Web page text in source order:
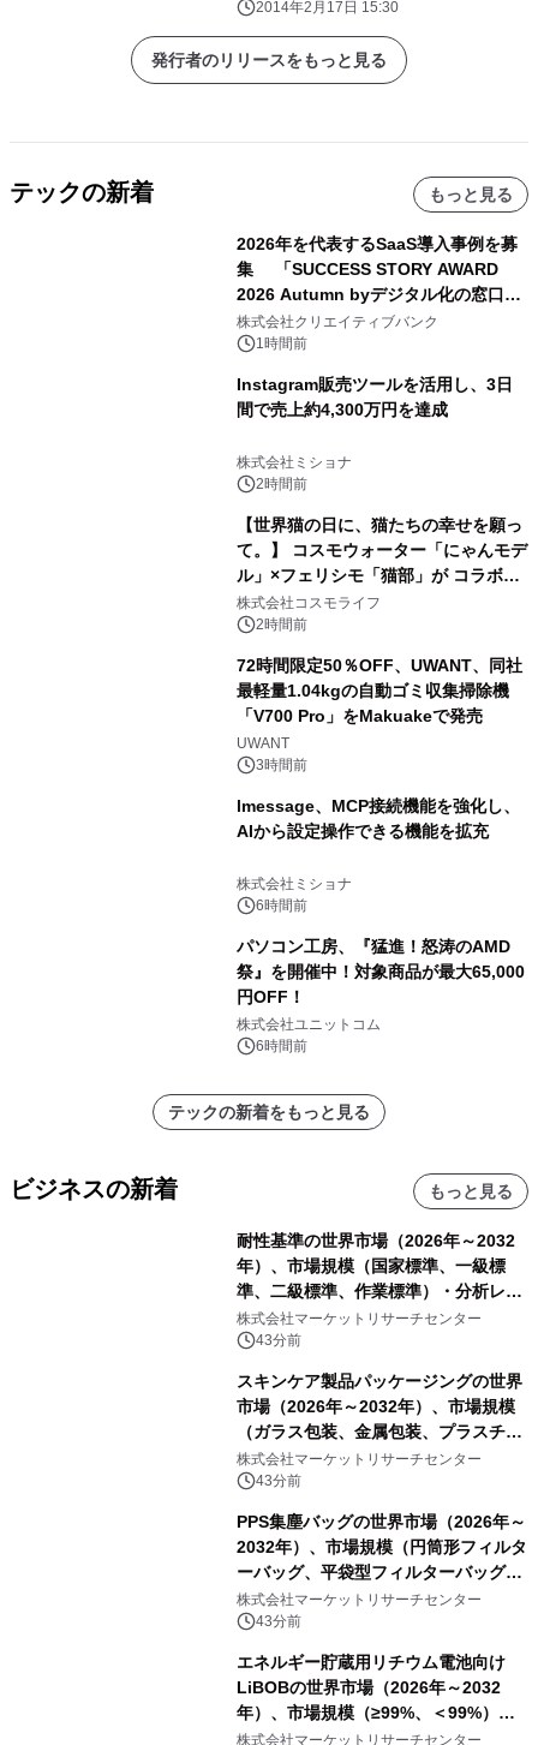
2014年2月17日 15:30
発行者のリリースをもっと見る
テックの新着 もっと見る
2026年を代表するSaaS導入事例を募
集 「SUCCESS STORY AWARD
2026 Autumn byデジタル化の窓口」
開催
株式会社クリエイティブバンク
1時間前
Instagram販売ツールを活用し、3日
間で売上約4,300万円を達成
株式会社ミショナ
2時間前
【世界猫の日に、猫たちの幸せを願っ
て。】 コスモウォーター「にゃんモデ
ル」×フェリシモ「猫部」が コラボキ
ャンペーンを実施
株式会社コスモライフ
2時間前
72時間限定50％OFF、UWANT、同社
最軽量1.04kgの自動ゴミ収集掃除機
「V700 Pro」をMakuakeで発売
UWANT
3時間前
lmessage、MCP接続機能を強化し、
AIから設定操作できる機能を拡充
株式会社ミショナ
6時間前
パソコン工房、『猛進！怒涛のAMD
祭』を開催中！対象商品が最大65,000
円OFF！
株式会社ユニットコム
6時間前
テックの新着をもっと見る
ビジネスの新着 もっと見る
耐性基準の世界市場（2026年～2032
年）、市場規模（国家標準、一級標
準、二級標準、作業標準）・分析レポ
ートを発表
株式会社マーケットリサーチセンター
43分前
スキンケア製品パッケージングの世界
市場（2026年～2032年）、市場規模
（ガラス包装、金属包装、プラスチッ
ク包装、その他）・分析レポートを発
表
株式会社マーケットリサーチセンター
43分前
PPS集塵バッグの世界市場（2026年～
2032年）、市場規模（円筒形フィルタ
ーバッグ、平袋型フィルターバッグ、
プリーツフィルターバッグ、その
他）・分析レポートを発表
株式会社マーケットリサーチセンター
43分前
エネルギー貯蔵用リチウム電池向け
LiBOBの世界市場（2026年～2032
年）、市場規模（≥99%、＜99%）・
分析レポートを発表
株式会社マーケットリサーチセンター